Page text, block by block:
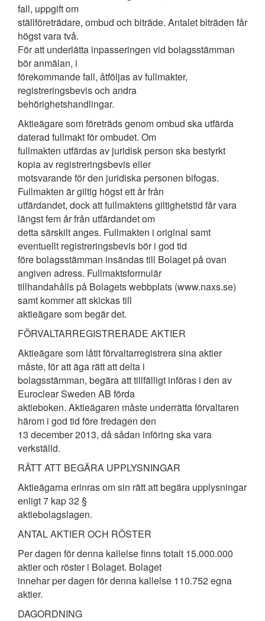
fall, uppgift om
ställföreträdare, ombud och biträde. Antalet biträden får
högst vara två.
För att underlätta inpasseringen vid bolagsstämman
bör anmälan, i
förekommande fall, åtföljas av fullmakter,
registreringsbevis och andra
behörighetshandlingar.
Aktieägare som företräds genom ombud ska utfärda
daterad fullmakt för ombudet. Om
fullmakten utfärdas av juridisk person ska bestyrkt
kopia av registreringsbevis eller
motsvarande för den juridiska personen bifogas.
Fullmakten är giltig högst ett år från
utfärdandet, dock att fullmaktens giltighetstid får vara
längst fem år från utfärdandet om
detta särskilt anges. Fullmakten i original samt
eventuellt registreringsbevis bör i god tid
före bolagsstämman insändas till Bolaget på ovan
angiven adress. Fullmaktsformulär
tillhandahålls på Bolagets webbplats (www.naxs.se)
samt kommer att skickas till
aktieägare som begär det.
FÖRVALTARREGISTRERADE AKTIER
Aktieägare som låtit förvaltarregistrera sina aktier
måste, för att äga rätt att delta i
bolagsstämman, begära att tillfälligt införas i den av
Euroclear Sweden AB förda
aktieboken. Aktieägaren måste underrätta förvaltaren
härom i god tid före fredagen den
13 december 2013, då sådan införing ska vara
verkställd.
RÄTT ATT BEGÄRA UPPLYSNINGAR
Aktieägarna erinras om sin rätt att begära upplysningar
enligt 7 kap 32 §
aktiebolagslagen.
ANTAL AKTIER OCH RÖSTER
Per dagen för denna kallelse finns totalt 15.000.000
aktier och röster i Bolaget. Bolaget
innehar per dagen för denna kallelse 110.752 egna
aktier.
DAGORDNING